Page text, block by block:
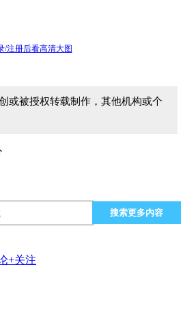
/注册后看高清大图
或被授权转载制作，其他机构或个
搜索更多内容
+关注